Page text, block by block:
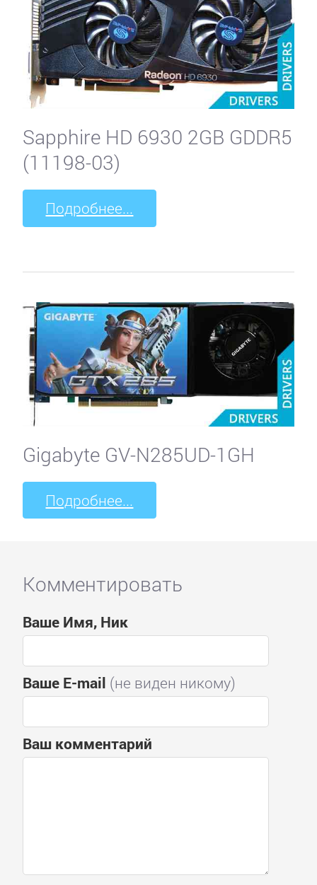
Sapphire HD 6930 2GB GDDR5
(11198-03)
Подробнее...
Gigabyte GV-N285UD-1GH
Подробнее...
Комментировать
Ваше Имя, Ник
Ваше E-mail (не виден никому)
Ваш комментарий